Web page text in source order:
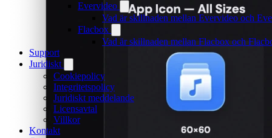
Evervideo
Vad är skillnaden mellan Evervideo och
Flacbox
Vad är skillnaden mellan Flacbox och
Support
Juridiskt
Cookiepolicy
Integritetspolicy
Juridiskt meddelande
Licensavtal
Villkor
Kontakt